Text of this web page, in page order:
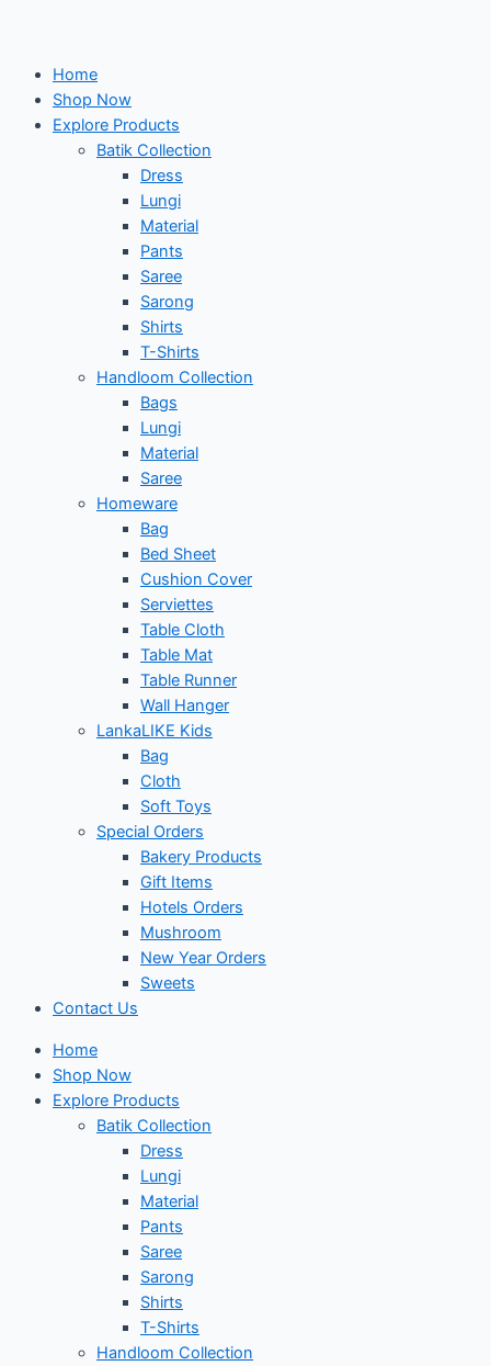
Home
Shop Now
Explore Products
Batik Collection
Dress
Lungi
Material
Pants
Saree
Sarong
Shirts
T-Shirts
Handloom Collection
Bags
Lungi
Material
Saree
Homeware
Bag
Bed Sheet
Cushion Cover
Serviettes
Table Cloth
Table Mat
Table Runner
Wall Hanger
LankaLIKE Kids
Bag
Cloth
Soft Toys
Special Orders
Bakery Products
Gift Items
Hotels Orders
Mushroom
New Year Orders
Sweets
Contact Us
Home
Shop Now
Explore Products
Batik Collection
Dress
Lungi
Material
Pants
Saree
Sarong
Shirts
T-Shirts
Handloom Collection